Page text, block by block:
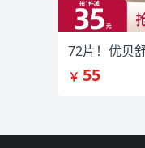
￥ 55